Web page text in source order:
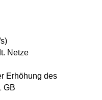
Netze
Erhöhung des
GB